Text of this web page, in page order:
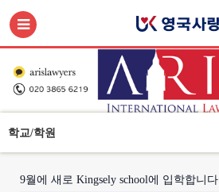
학교/학원
9월에 새로 Kingsely school에 입학합니다